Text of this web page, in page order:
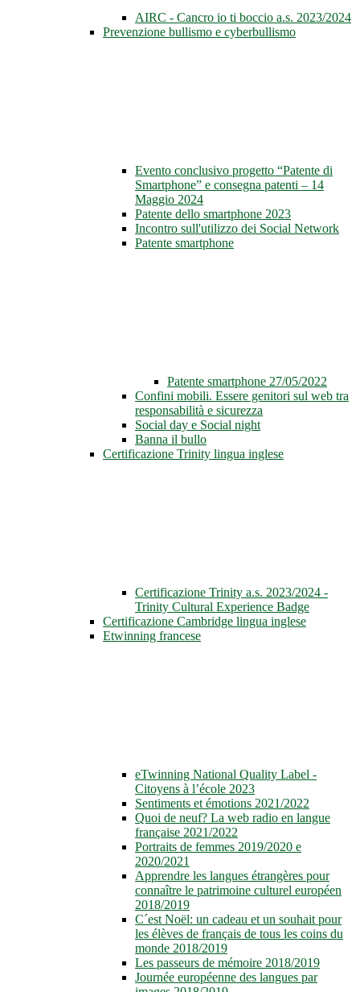
AIRC - Cancro io ti boccio a.s. 2023/2024
Prevenzione bullismo e cyberbullismo
Evento conclusivo progetto “Patente di
Smartphone” e consegna patenti – 14
Maggio 2024
Patente dello smartphone 2023
Incontro sull'utilizzo dei Social Network
Patente smartphone
Patente smartphone 27/05/2022
Confini mobili. Essere genitori sul web tra
responsabilità e sicurezza
Social day e Social night
Banna il bullo
Certificazione Trinity lingua inglese
Certificazione Trinity a.s. 2023/2024 -
Trinity Cultural Experience Badge
Certificazione Cambridge lingua inglese
Etwinning francese
eTwinning National Quality Label -
Citoyens à l’école 2023
Sentiments et émotions 2021/2022
Quoi de neuf? La web radio en langue
française 2021/2022
Portraits de femmes 2019/2020 e
2020/2021
Apprendre les langues étrangères pour
connaître le patrimoine culturel européen
2018/2019
C´est Noël: un cadeau et un souhait pour
les élèves de français de tous les coins du
monde 2018/2019
Les passeurs de mémoire 2018/2019
Journée européenne des langues par